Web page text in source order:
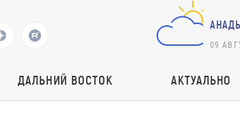
09
ДАЛЬНИЙ ВОСТОК АКТУАЛЬНО